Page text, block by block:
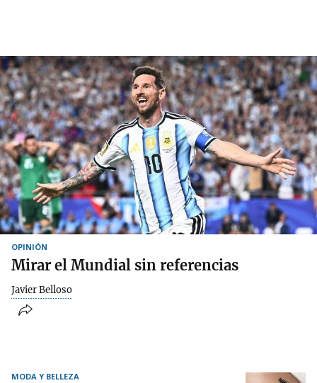
OPINIÓN
Mirar el Mundial sin referencias
Javier Belloso
MODA Y BELLEZA